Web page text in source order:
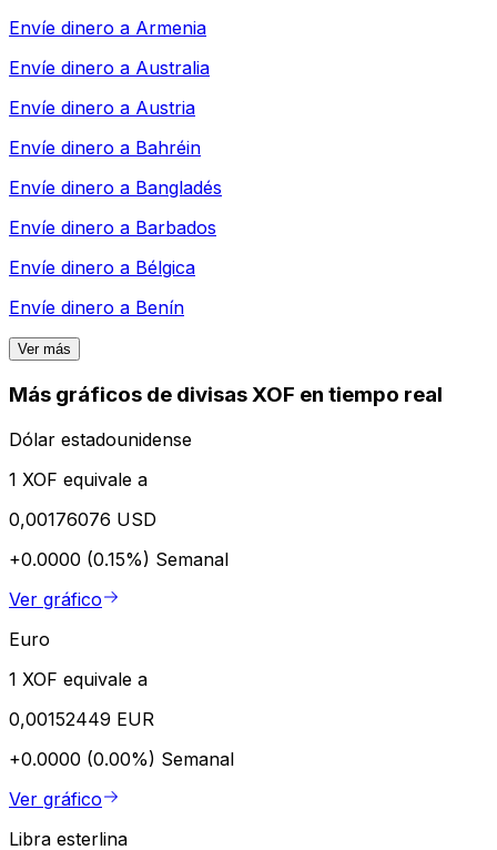
Envíe dinero a Armenia
Envíe dinero a Australia
Envíe dinero a Austria
Envíe dinero a Bahréin
Envíe dinero a Bangladés
Envíe dinero a Barbados
Envíe dinero a Bélgica
Envíe dinero a Benín
Ver más
Más gráficos de divisas XOF en tiempo real
Dólar estadounidense
1 XOF equivale a
0,00176076 USD
+0.0000 (0.15%) Semanal
Ver gráfico
Euro
1 XOF equivale a
0,00152449 EUR
+0.0000 (0.00%) Semanal
Ver gráfico
Libra esterlina